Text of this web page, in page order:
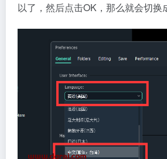
以了，然后点击OK，那么就会切换